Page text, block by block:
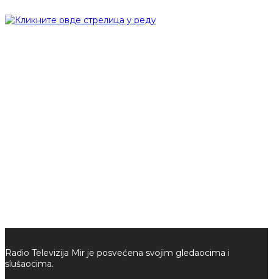
Radio Televizija Mir je posvećena svojim gledaocima i
slušaocima.